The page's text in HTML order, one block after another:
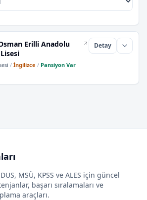
Erilli Anadolu
Detay
/ İngilizce / Pansiyon Var
MSÜ, KPSS ve ALES için güncel
başarı sıralamaları ve
araçları.